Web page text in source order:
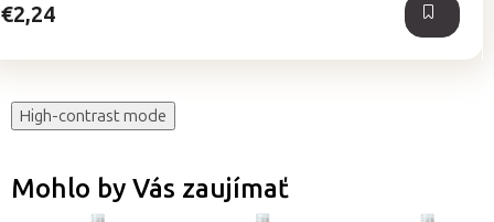
€2,24
High-contrast mode
Mohlo by Vás zaujímať